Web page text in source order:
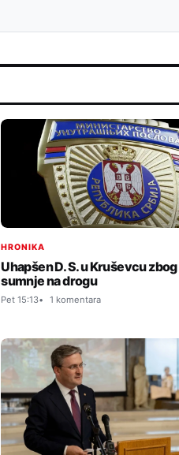
HRONIKA
Uhapšen D. S. u Kruševcu zbog
sumnje na drogu
Pet 15:13 1 komentara